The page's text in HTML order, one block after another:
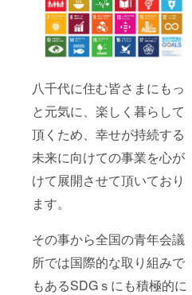
八千代に住む皆さまにもっ
と元気に、楽しく暮らして
頂くため、幸せが持続する
未来に向けての事業を心が
けて展開させて頂いており
ます。
その事から全国の青年会議
所では国際的な取り組みで
もあるSDGｓにも積極的に